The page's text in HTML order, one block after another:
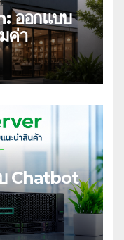
ออกแบบ
ค่า
Chatbot